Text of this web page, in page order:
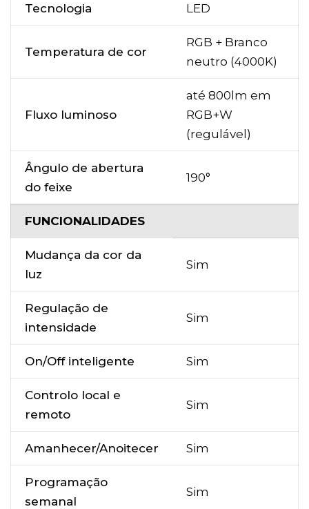
Tecnologia LED
Temperatura de cor
RGB + Branco
neutro (4000K)
Fluxo luminoso
até 800lm em
RGB+W
(regulável)
Ângulo de abertura
do feixe
190°
FUNCIONALIDADES
Mudança da cor da
luz
Sim
Regulação de
intensidade
Sim
On/Off inteligente Sim
Controlo local e
remoto
Sim
Amanhecer/Anoitecer Sim
Programação
semanal
Sim